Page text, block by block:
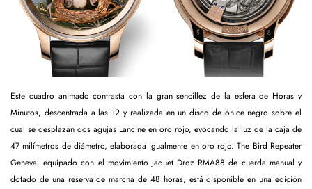
Este cuadro animado contrasta con la gran sencillez de la esfera de Horas y
Minutos, descentrada a las 12 y realizada en un disco de ónice negro sobre el
cual se desplazan dos agujas Lancine en oro rojo, evocando la luz de la caja de
47 milímetros de diámetro, elaborada igualmente en oro rojo. The Bird Repeater
Geneva, equipado con el movimiento Jaquet Droz RMA88 de cuerda manual y
dotado de una reserva de marcha de 48 horas, está disponible en una edición